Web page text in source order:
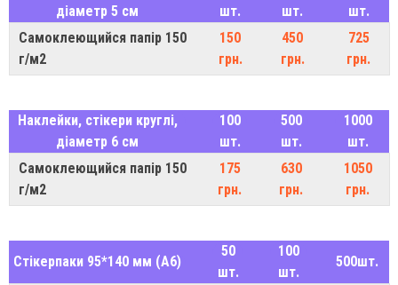
діаметр 5 см
шт.
шт.
шт.
Самоклеющийся папір 150
г/м2
150
грн.
450
грн.
725
грн.
Наклейки, стікери круглі,
діаметр 6 см
100
шт.
500
шт.
1000
шт.
Самоклеющийся папір 150
г/м2
175
грн.
630
грн.
1050
грн.
Стікерпаки 95*140 мм (A6)
50
шт.
100
шт.
500шт.